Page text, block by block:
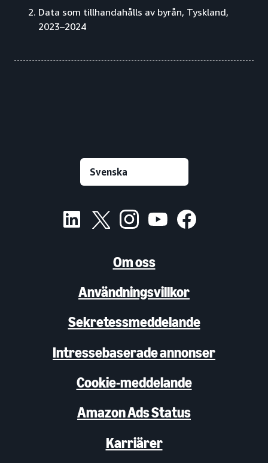
Data som tillhandahålls av byrån, Tyskland,
2023–2024
Om oss
Användningsvillkor
Sekretessmeddelande
Intressebaserade annonser
Cookie-meddelande
Amazon Ads Status
Karriärer